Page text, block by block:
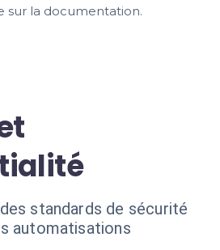
sur la documentation.
standards de sécurité
automatisations